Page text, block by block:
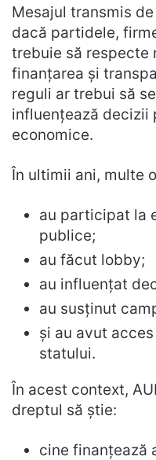
Mesajul transmis
dacă partidele,
trebuie să respecte
finanțarea și
reguli ar trebui să
influențează decizii
economice.
În ultimii ani, multe
au participat la
publice;
au făcut lobby;
au influențat
au susținut
și au avut
statului.
În acest context,
dreptul să știe:
cine finanțează